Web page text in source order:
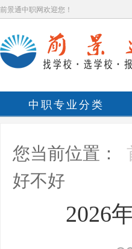
前景通中职网欢迎您！
中职专业分类
您当前位置：
好不好
2026